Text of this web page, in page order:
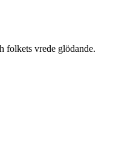
folkets vrede glödande.